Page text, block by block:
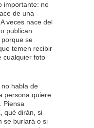
importante: no
de una
veces nace del
publican
se
temen recibir
cualquier foto
habla de
persona quiere
Piensa
qué dirán, si
se burlará o si